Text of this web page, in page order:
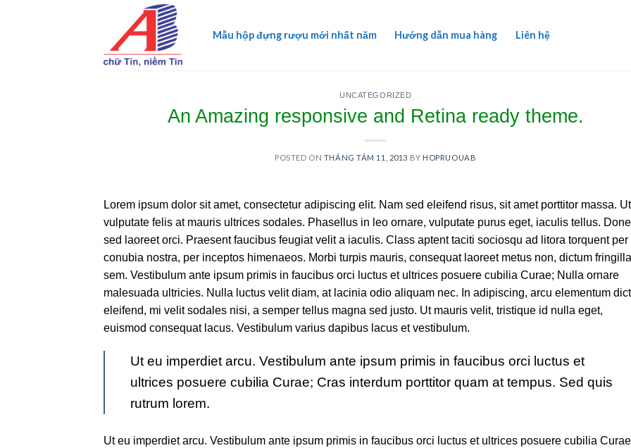
Mẫu hộp đựng rượu mới nhất năm Hướng dẫn mua hàng Liên hệ
UNCATEGORIZED
An Amazing responsive and Retina ready theme.
POSTED ON THÁNG TÁM 11, 2013 BY HOPRUOUAB
Lorem ipsum dolor sit amet, consectetur adipiscing elit. Nam sed eleifend risus, sit amet porttitor massa. Ut
vulputate felis at mauris ultrices sodales. Phasellus in leo ornare, vulputate purus eget, iaculis tellus.
sed laoreet orci. Praesent faucibus feugiat velit a iaculis. Class aptent taciti sociosqu ad litora torquent per
conubia nostra, per inceptos himenaeos. Morbi turpis mauris, consequat laoreet metus non, dictum fringilla
sem. Vestibulum ante ipsum primis in faucibus orci luctus et ultrices posuere cubilia Curae; Nulla ornare
malesuada ultricies. Nulla luctus velit diam, at lacinia odio aliquam nec. In adipiscing, arcu elementum
eleifend, mi velit sodales nisi, a semper tellus magna sed justo. Ut mauris velit, tristique id nulla eget,
euismod consequat lacus. Vestibulum varius dapibus lacus et vestibulum.
Ut eu imperdiet arcu. Vestibulum ante ipsum primis in faucibus orci luctus et
ultrices posuere cubilia Curae; Cras interdum porttitor quam at tempus. Sed quis
rutrum lorem.
Ut eu imperdiet arcu. Vestibulum ante ipsum primis in faucibus orci luctus et ultrices posuere cubilia